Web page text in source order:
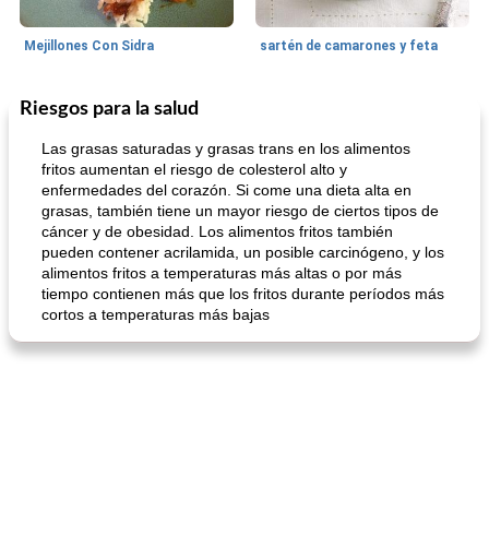
Mejillones Con Sidra sartén de camarones y feta
80
Sopas, Guisos Y Chili
sopa de lentejas negras del chef john
Riesgos para la salud
Las grasas saturadas y grasas trans en los alimentos
fritos aumentan el riesgo de colesterol alto y
enfermedades del corazón. Si come una dieta alta en
grasas, también tiene un mayor riesgo de ciertos tipos de
cáncer y de obesidad. Los alimentos fritos también
pueden contener acrilamida, un posible carcinógeno, y los
alimentos fritos a temperaturas más altas o por más
tiempo contienen más que los fritos durante períodos más
cortos a temperaturas más bajas